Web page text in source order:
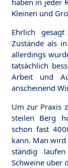
Kleinen und
Ehrlich
Zustände als
allerdings
tatsächlich
Arbeit und
anscheinend
Um zur Praxis
steilen Berg
schon fast
kann. Man
ständig
Schweine über